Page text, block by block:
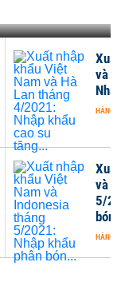
và
5/
HÀNG
và
HÀNG